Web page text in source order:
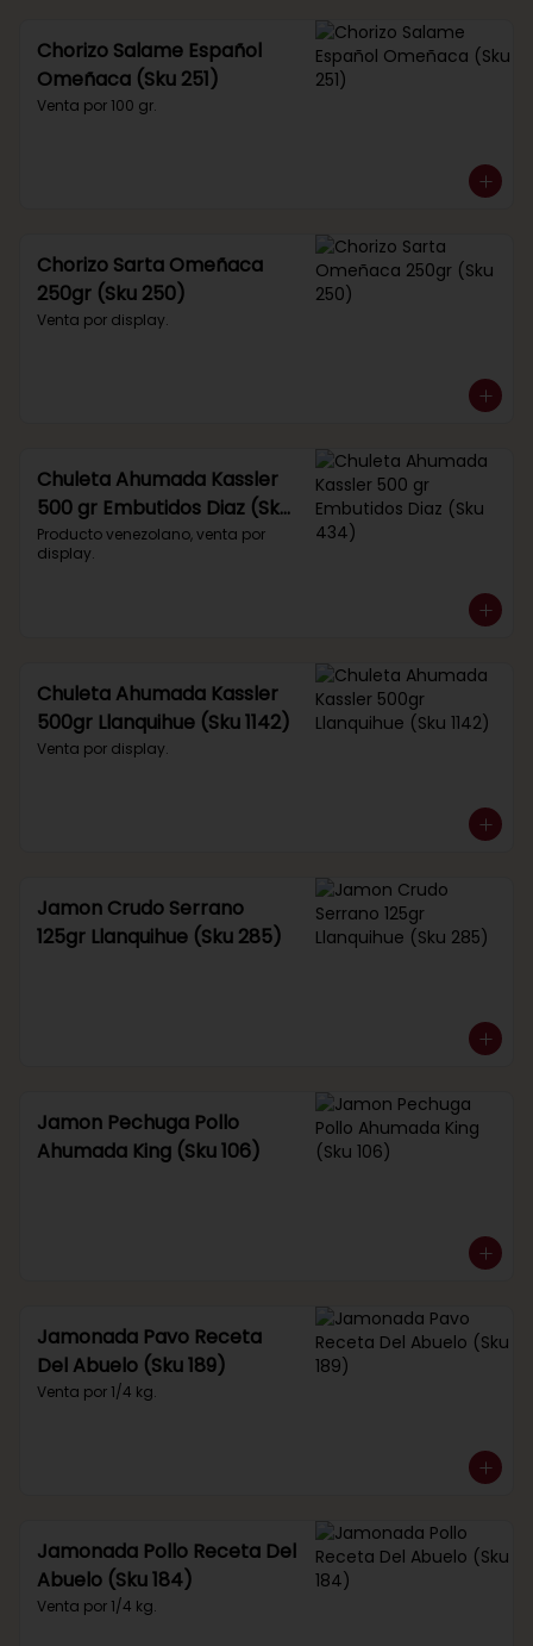
Chorizo Salame Español
Omeñaca (Sku 251)
Venta por 100 gr.
Chorizo Sarta Omeñaca
250gr (Sku 250)
Venta por display.
Chuleta Ahumada Kassler
500 gr Embutidos Diaz (Sku
434)
Producto venezolano, venta por
display.
Chuleta Ahumada Kassler
500gr Llanquihue (Sku 1142)
Venta por display.
Jamon Crudo Serrano
125gr Llanquihue (Sku 285)
Jamon Pechuga Pollo
Ahumada King (Sku 106)
Jamonada Pavo Receta
Del Abuelo (Sku 189)
Venta por 1/4 kg.
Jamonada Pollo Receta Del
Abuelo (Sku 184)
Venta por 1/4 kg.